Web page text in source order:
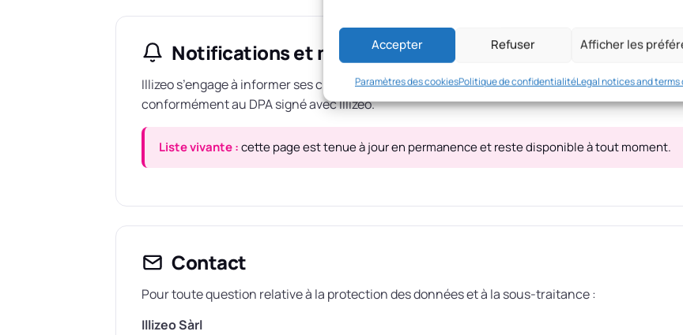
Accepter Refuser Afficher les
Paramètres des cookiesPolitique de confidentialitéLegal notices and terms
Notifications et mises à jour
Illizeo s’engage à informer ses clients au préalable de tout changement de sous-traitant, leur
conformément au DPA signé avec Illizeo.
Liste vivante :cette page est tenue à jour en permanence et reste disponible à tout moment.
Contact
Pour toute question relative à la protection des données et à la sous-traitance :
Illizeo Sàrl